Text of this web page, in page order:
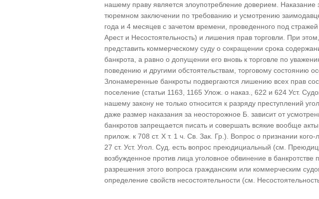
нашему праву является злоупотребление доверием. Наказание
тюремном заключении по требованию и усмотрению
года и 4 месяцев с зачетом времени, проведенного под стражей
Арест и Несостоятельность) и лишения прав торговли. При
представить коммерческому суду о сокращении срока
банкрота, а равно о допущении его вновь к торговле по
поведению и другими обстоятельствам, торговому состоянию
Злонамеренные банкроты подвергаются лишению всех прав
поселение (статьи 1163, 1165 Улож. о наказ., 622 и 624 Уст.
нашему закону не только относится к разряду преступлений
даже размер наказания за неосторожное Б. зависит от
банкротов запрещается писать и совершать всякие вообще
прилож. к 708 ст. Х т. 1 ч. Св. Зак. Гр.). Вопрос о признании
27 ст. Уст. Угол. Суд. есть вопрос преюдициальный (см.
возбужденное против лица уголовное обвинение в банкротстве
разрешения этого вопроса гражданским или коммерческим
определение свойств несостоятельности (см.